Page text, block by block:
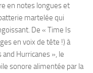
en notes longues et
martelée qui
De « Time Is
en voix de tête !) à
Hurricanes », le
sonore alimentée par la